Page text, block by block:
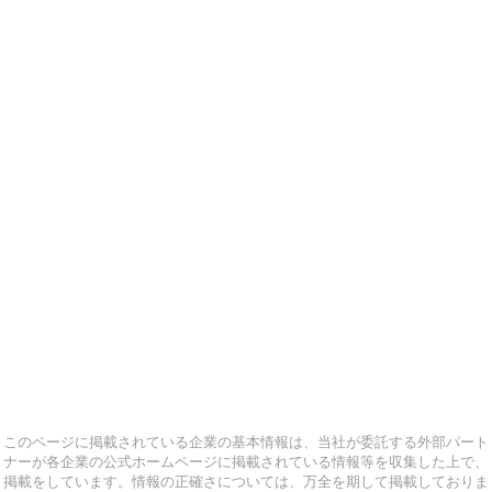
このページに掲載されている企業の基本情報は、当社が委託する外部パート
ナーが各企業の公式ホームページに掲載されている情報等を収集した上で、
掲載をしています。情報の正確さについては、万全を期して掲載しておりま